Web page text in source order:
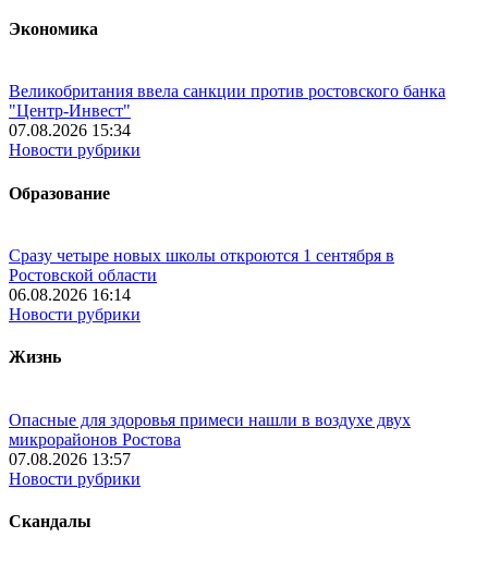
Экономика
Великобритания ввела санкции против ростовского банка
"Центр-Инвест"
07.08.2026 15:34
Новости рубрики
Образование
Сразу четыре новых школы откроются 1 сентября в
Ростовской области
06.08.2026 16:14
Новости рубрики
Жизнь
Опасные для здоровья примеси нашли в воздухе двух
микрорайонов Ростова
07.08.2026 13:57
Новости рубрики
Скандалы